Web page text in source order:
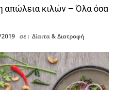
απώλεια κιλών – Όλα όσα
σε : Δίαιτα & Διατροφή